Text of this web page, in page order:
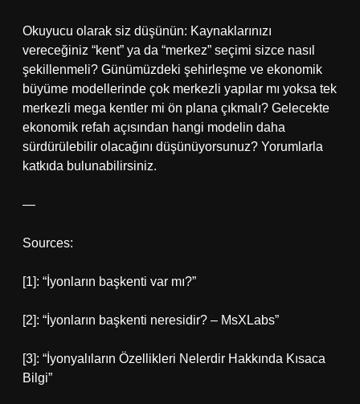
Okuyucu olarak siz düşünün: Kaynaklarınızı
vereceğiniz “kent” ya da “merkez” seçimi sizce nasıl
şekillenmeli? Günümüzdeki şehirleşme ve ekonomik
büyüme modellerinde çok merkezli yapılar mı yoksa tek
merkezli mega kentler mi ön plana çıkmalı? Gelecekte
ekonomik refah açısından hangi modelin daha
sürdürülebilir olacağını düşünüyorsunuz? Yorumlarla
katkıda bulunabilirsiniz.
—
Sources:
[1]: “İyonların başkenti var mı?”
[2]: “İyonların başkenti neresidir? – MsXLabs”
[3]: “İyonyalıların Özellikleri Nelerdir Hakkında Kısaca
Bilgi”